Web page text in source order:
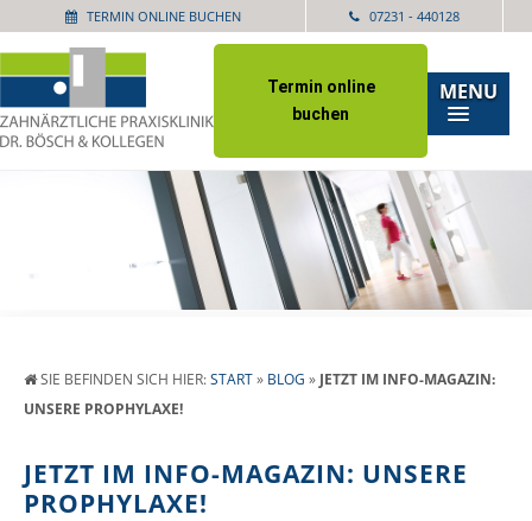
TERMIN ONLINE BUCHEN 07231 - 440128
Termin online
buchen
MENU
SIE BEFINDEN SICH HIER:START» BLOG » JETZT IM INFO-MAGAZIN:
UNSERE PROPHYLAXE!
JETZT IM INFO-MAGAZIN: UNSERE
PROPHYLAXE!